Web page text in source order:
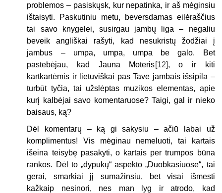
problemos – pasiskųsk, kur nepatinka, ir aš mėginsiu
ištaisyti. Paskutiniu metu, beversdamas eilėraščius
tai savo knygelei, susirgau jambų liga – negaliu
beveik angliškai rašyti, kad nesukristų žodžiai į
jambus – umpa, umpa, umpa be galo. Bet
pastebėjau, kad Jauna Moteris[12], o ir kiti
kartkartėmis ir lietuviškai pas Tave jambais išsipila –
turbūt tyčia, tai užslėptas muzikos elementas, apie
kurį kalbėjai savo komentaruose? Taigi, gal ir nieko
baisaus, ką?
Dėl komentarų – ką gi sakysiu – ačiū labai už
komplimentus! Vis mėginau nemeluoti, tai kartais
išeina teisybę pasakyti, o kartais per trumpos būna
rankos. Dėl to „dypukų“ aspekto „Duobkasiuose“, tai
gerai, smarkiai jį sumažinsiu, bet visai išmesti
kažkaip nesinori, nes man lyg ir atrodo, kad